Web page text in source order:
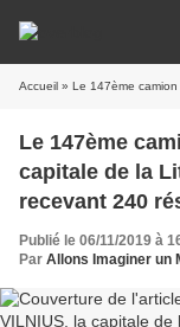
Accueil » Le 147ème camion d'AIMA
Le 147ème
capitale de la
recevant 240
Publié le 06/11/2019 à
Par Allons Imaginer un